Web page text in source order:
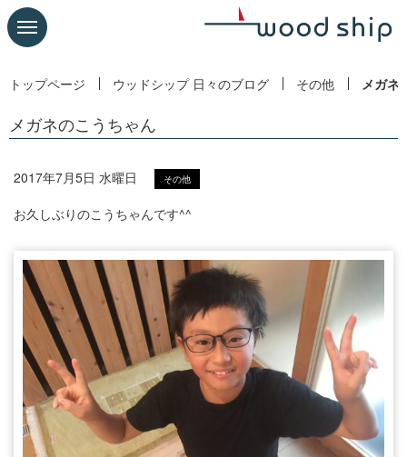
トップページ ウッドシップ 日々のブログ その他 メガネ
メガネのこうちゃん
2017年7月5日 水曜日 その他
お久しぶりのこうちゃんです^^